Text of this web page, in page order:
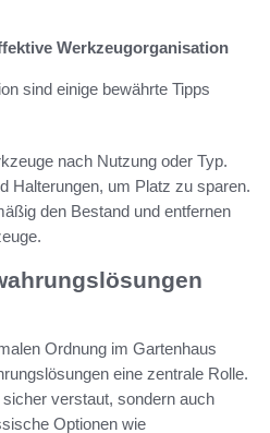
Werkzeugorganisation
sind einige bewährte Tipps
nach Nutzung oder Typ.
Halterungen, um Platz zu sparen.
den Bestand und entfernen
Ordnung im Gartenhaus
eine zentrale Rolle.
verstaut, sondern auch
Optionen wie